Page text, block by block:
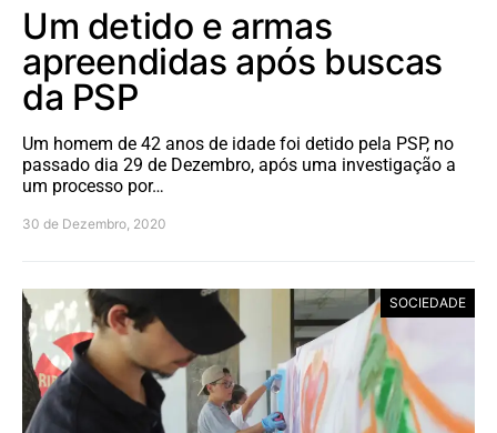
Um detido e armas
apreendidas após buscas
da PSP
Um homem de 42 anos de idade foi detido pela PSP, no
passado dia 29 de Dezembro, após uma investigação a
um processo por…
30 de Dezembro, 2020
SOCIEDADE